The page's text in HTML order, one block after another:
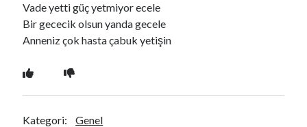
Vade yetti güç yetmiyor ecele
Bir gececik olsun yanda gecele
Anneniz çok hasta çabuk yetişin
Kategori: Genel